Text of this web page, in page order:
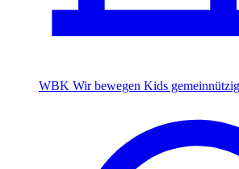
WBK Wir bewegen Kids